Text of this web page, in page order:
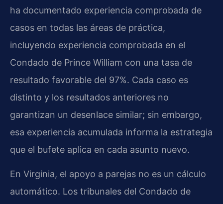
ha documentado experiencia comprobada de
casos en todas las áreas de práctica,
incluyendo experiencia comprobada en el
Condado de Prince William con una tasa de
resultado favorable del 97%. Cada caso es
distinto y los resultados anteriores no
garantizan un desenlace similar; sin embargo,
esa experiencia acumulada informa la estrategia
que el bufete aplica en cada asunto nuevo.
En Virginia, el apoyo a parejas no es un cálculo
automático. Los tribunales del Condado de